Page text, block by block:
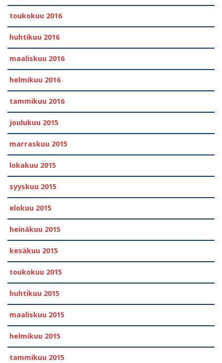
toukokuu 2016
huhtikuu 2016
maaliskuu 2016
helmikuu 2016
tammikuu 2016
joulukuu 2015
marraskuu 2015
lokakuu 2015
syyskuu 2015
elokuu 2015
heinäkuu 2015
kesäkuu 2015
toukokuu 2015
huhtikuu 2015
maaliskuu 2015
helmikuu 2015
tammikuu 2015